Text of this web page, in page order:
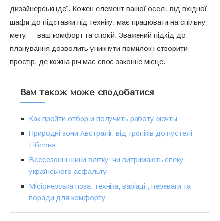
дизайнерські ідеї. Кожен елемент вашої оселі, від вхідної
шафи до підставки під техніку, має працювати на спільну
мету — ваш комфорт та спокій. Зважений підхід до
планування дозволить уникнути помилок і створити
простір, де кожна річ має своє законне місце.
Вам також може сподобатися
Как пройти отбор и получить работу мечты
Природні зони Австралії: від тропіків до пустелі
Гібсона
Всесезонні шини влітку: чи витримають спеку
українського асфальту
Місіонерська поза: техніка, варіації, переваги та
поради для комфорту